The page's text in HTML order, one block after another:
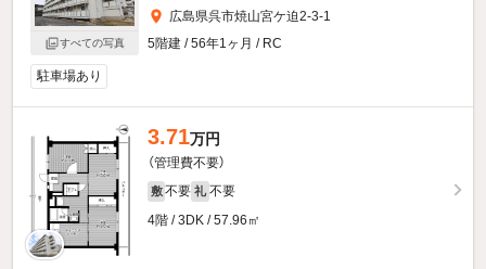
すべての写真
広島県呉市焼山宮ケ迫2-3-1
5階建 / 56年1ヶ月 / RC
駐車場あり
3.71万円
（管理費不要）
敷 不要 礼 不要
4階 / 3DK / 57.96㎡